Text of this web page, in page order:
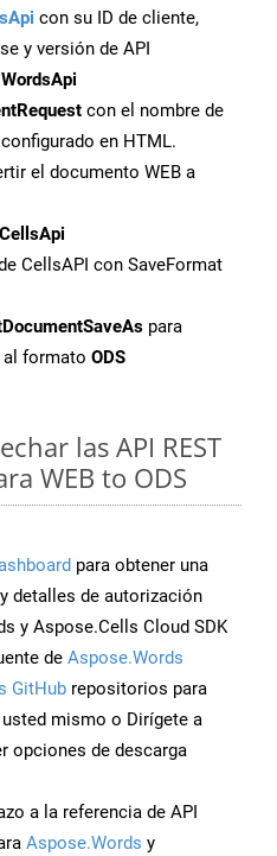
con su ID de cliente,
y versión de API
con el nombre de
en HTML.
el documento WEB a
CellsAPI con SaveFormat
para
formato ODS
las API REST
WEB to ODS
para obtener una
detalles de autorización
y Aspose.Cells Cloud SDK
de Aspose.Words
GitHub repositorios para
mismo o Dirígete a
opciones de descarga
a la referencia de API
Aspose.Words y